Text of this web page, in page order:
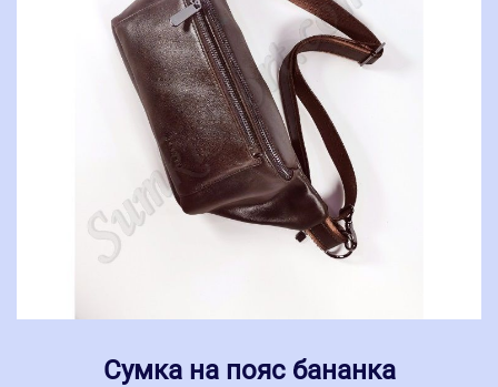
Сумка на пояс бананка